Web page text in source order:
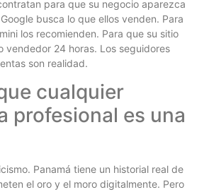
para que su negocio aparezca
busca lo que ellos venden. Para
los recomienden. Para que su sitio
vendedor 24 horas. Los seguidores
son realidad.
cualquier
profesional es una
Panamá tiene un historial real de
el oro y el moro digitalmente. Pero